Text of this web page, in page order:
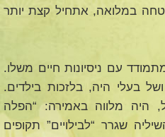
במלואה, אתחיל קצת יותר
עם ניסיונות חיים משלו.
בעלי היה, בלזכות בילדים.
היה מלווה באמירה: “הפלה
שגרר “לבילויים” תקופים